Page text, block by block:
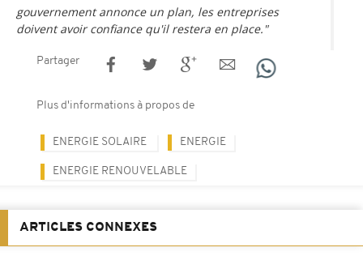
gouvernement annonce un plan, les entreprises
doivent avoir confiance qu'il restera en place."
Partager
Plus d'informations à propos de
ENERGIE SOLAIRE ENERGIE
ENERGIE RENOUVELABLE
ARTICLES CONNEXES